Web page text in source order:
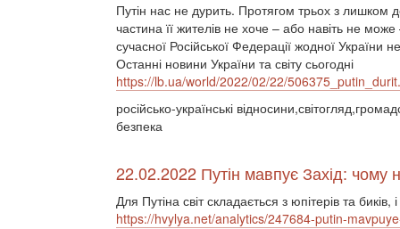
Путін нас не дурить. Протягом трьох з лишком
частина її жителів не хоче – або навіть не
сучасної Російської Федерації жодної України
Останні новини України та світу сьогодні
https://lb.ua/world/2022/02/22/
російсько-українські
безпека
22.02.2022 Путін мавпує Захід: чому
Для Путіна світ складається з юпітерів та
https://hvylya.net/analytics/247684-putin-